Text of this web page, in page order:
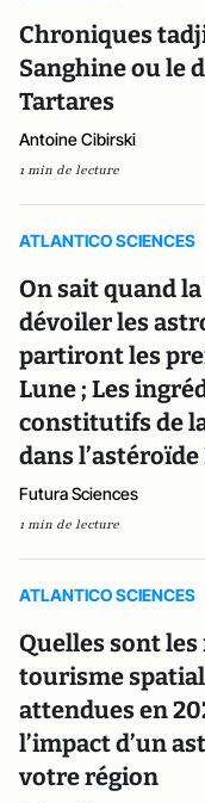
Chroniques
Sanghine ou le
Tartares
Antoine Cibirski
1 min de lecture
ATLANTICO SCIENCES
On sait quand la
dévoiler les
partiront les
Lune ; Les
constitutifs de
dans
Futura Sciences
1 min de lecture
ATLANTICO SCIENCES
Quelles sont
tourisme
attendues en
l’impact d’un
votre région